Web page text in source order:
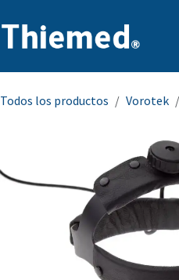
Todos los productos Vorotek